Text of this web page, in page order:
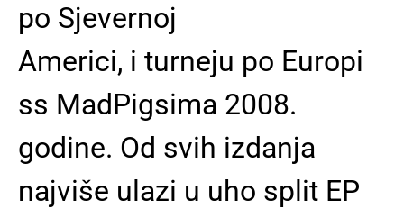
po Sjevernoj
Americi, i turneju po Europi
ss MadPigsima 2008.
godine. Od svih izdanja
najviše ulazi u uho split EP